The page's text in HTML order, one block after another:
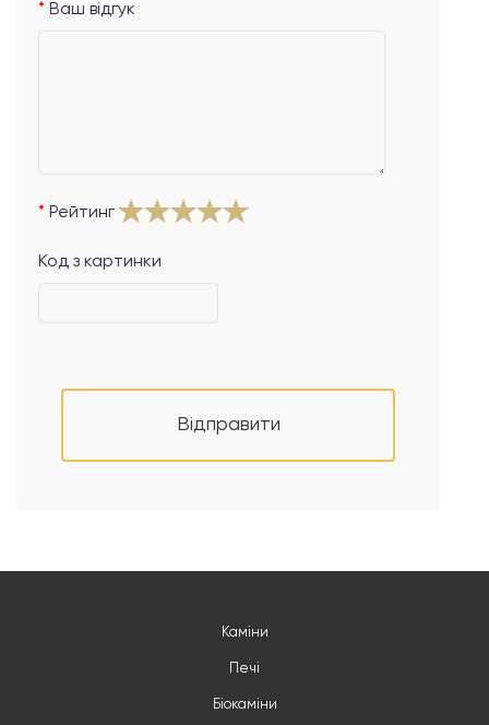
Ваш відгук
Рейтинг
Код з картинки
Відправити
Каміни
Печі
Біокаміни